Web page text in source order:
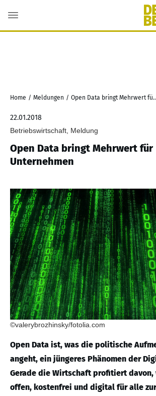
Home / Meldungen / Open Data bringt
22.01.2018
Betriebswirtschaft, Meldung
Open Data bringt Mehrwert für
Unternehmen
©valerybrozhinsky/fotolia.com
Open Data ist, was die politische
angeht, ein jüngeres Phänomen der
Gerade die Wirtschaft profitiert davon,
offen, kostenfrei und digital für alle